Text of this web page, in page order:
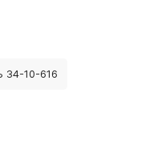
10-616